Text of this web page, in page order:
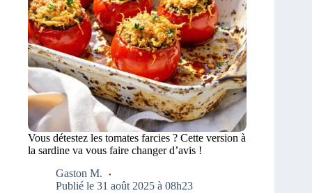
Vous détestez les tomates farcies ? Cette version à
la sardine va vous faire changer d’avis !
Gaston M.
Publié le 31 août 2025 à 08h23